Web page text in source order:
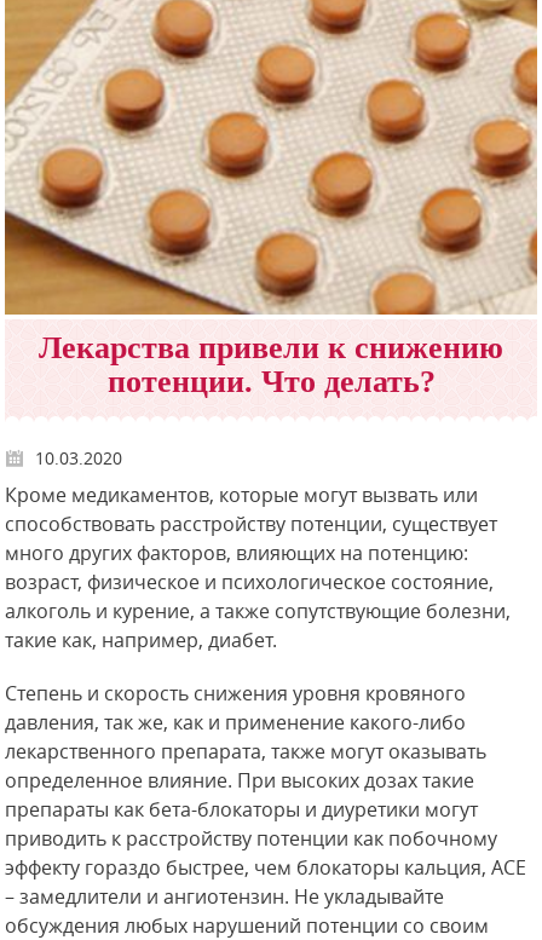
Лекарства привели к снижению
потенции. Что делать?
10.03.2020
Кроме медикаментов, которые могут вызвать или
способствовать расстройству потенции, существует
много других факторов, влияющих на потенцию:
возраст, физическое и психологическое состояние,
алкоголь и курение, а также сопутствующие болезни,
такие как, например, диабет.
Степень и скорость снижения уровня кровяного
давления, так же, как и применение какого-либо
лекарственного препарата, также могут оказывать
определенное влияние. При высоких дозах такие
препараты как бета-блокаторы и диуретики могут
приводить к расстройству потенции как побочному
эффекту гораздо быстрее, чем блокаторы кальция, АСЕ
– замедлители и ангиотензин. Не укладывайте
обсуждения любых нарушений потенции со своим